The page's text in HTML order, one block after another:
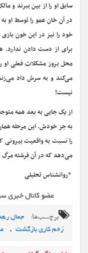
سابق او را از بین ببرند و
در آن خان عمو را توسط او
خود را نیز در این خون
برای از دست دادن ندارد.
محل بروز مشکلات فعلی او
می‌کند و به سرش داد
نیست!
از یک جایی به بعد همه
به جز خودش. این مرحله
را نسبت به واقعیت بیرونی
می‌دهد که در آن فرشته مرگ
*روانشناس تحلیلی
برچسب‌ها: جمال
زخم کاری بازگشت ,